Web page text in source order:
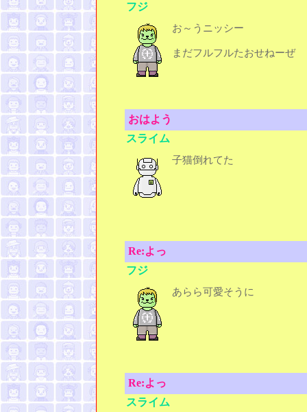
フジ
お～うニッシー
まだフルフルたおせねーぜ
おはよう
スライム
子猫倒れてた
Re:よっ
フジ
あらら可愛そうに
Re:よっ
スライム